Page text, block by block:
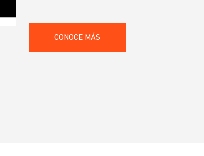
CONOCE MÁS